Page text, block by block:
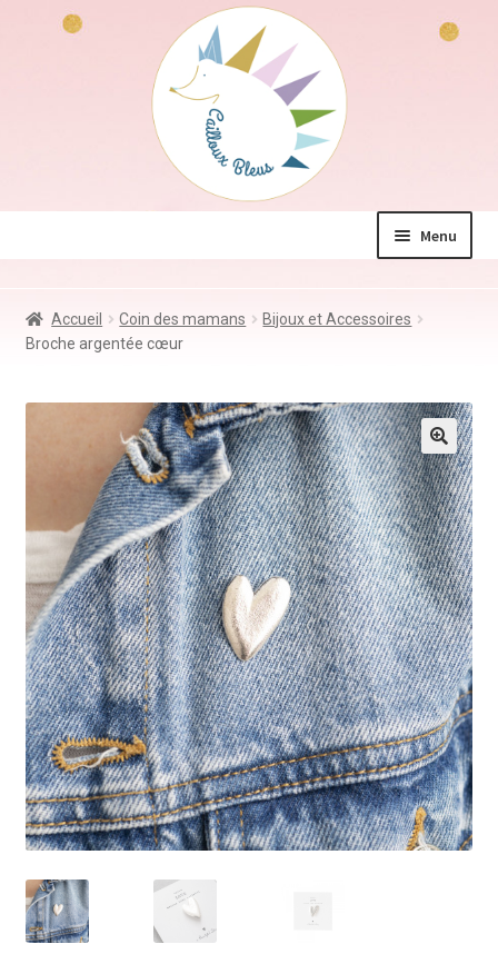
Menu
Jeux & Jouets
Coin des mamans
Kdo à – de 10€
Accueil Coin des mamans
Bijoux et Accessoires
Broche argentée cœur